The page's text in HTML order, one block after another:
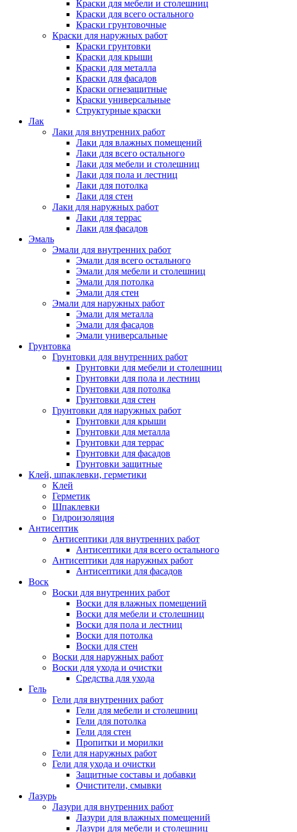
Краски для мебели и столешниц
Краски для всего остального
Краски грунтовочные
Краски для наружных работ
Краски грунтовки
Краски для крыши
Краски для металла
Краски для фасадов
Краски огнезащитные
Краски универсальные
Структурные краски
Лак
Лаки для внутренних работ
Лаки для влажных помещений
Лаки для всего остального
Лаки для мебели и столешниц
Лаки для пола и лестниц
Лаки для потолка
Лаки для стен
Лаки для наружных работ
Лаки для террас
Лаки для фасадов
Эмаль
Эмали для внутренних работ
Эмали для всего остального
Эмали для мебели и столешниц
Эмали для потолка
Эмали для стен
Эмали для наружных работ
Эмали для металла
Эмали для фасадов
Эмали универсальные
Грунтовка
Грунтовки для внутренних работ
Грунтовки для мебели и столешниц
Грунтовки для пола и лестниц
Грунтовки для потолка
Грунтовки для стен
Грунтовки для наружных работ
Грунтовки для крыши
Грунтовки для металла
Грунтовки для террас
Грунтовки для фасадов
Грунтовки защитные
Клей, шпаклевки, герметики
Клей
Герметик
Шпаклевки
Гидроизоляция
Антисептик
Антисептики для внутренних работ
Антисептики для всего остального
Антисептики для наружных работ
Антисептики для фасадов
Воск
Воски для внутренних работ
Воски для влажных помещений
Воски для мебели и столешниц
Воски для пола и лестниц
Воски для потолка
Воски для стен
Воски для наружных работ
Воски для ухода и очистки
Средства для ухода
Гель
Гели для внутренних работ
Гели для мебели и столешниц
Гели для потолка
Гели для стен
Пропитки и морилки
Гели для наружных работ
Гели для ухода и очистки
Защитные составы и добавки
Очистители, смывки
Лазурь
Лазури для внутренних работ
Лазури для влажных помещений
Лазури для мебели и столешниц